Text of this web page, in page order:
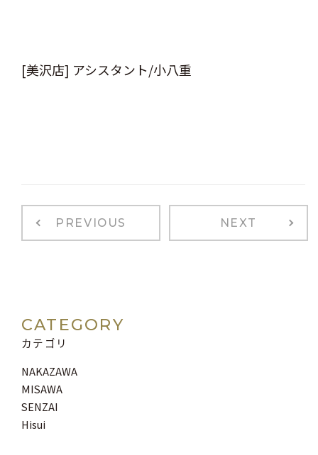
[美沢店] アシスタント/小八重
PREVIOUS NEXT
CATEGORY
カテゴリ
NAKAZAWA
MISAWA
SENZAI
Hisui